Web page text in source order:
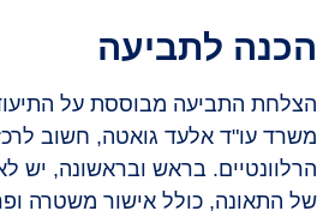
הכנה לתביעה
הצלחת התביעה מבוססת על
משרד עו"ד אלעד גואטה, חשוב
הרלוונטיים. בראש ובראשונה, יש
של התאונה, כולל אישור משטרה